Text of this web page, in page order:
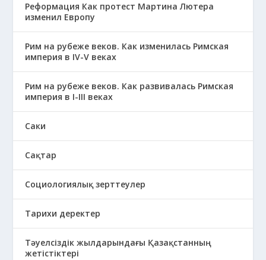
Реформация Как протест Мартина Лютера
изменил Европу
Рим на рубеже веков. Как изменилась Римская
империя в IV-V веках
Рим на рубеже веков. Как развивалась Римская
империя в І-ІІІ веках
Саки
Сақтар
Социологиялық зерттеулер
Тарихи деректер
Тәуелсіздік жылдарындағы Қазақстанның
жетістіктері